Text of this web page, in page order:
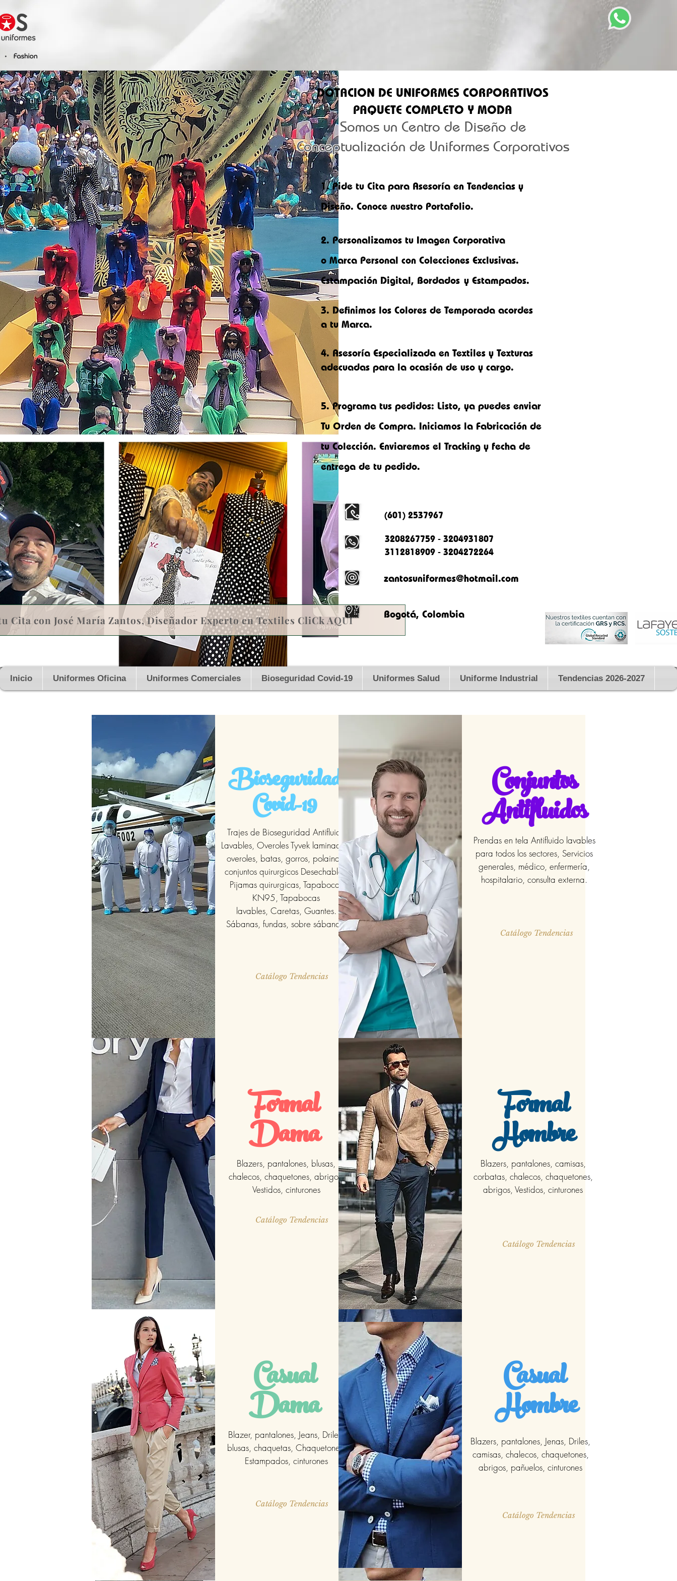
Cita con José María Zantos, Diseñador Experto en Textiles CliCk AQUI
Somos un Centro de Diseño de
Conceptualización de Uniformes Corporativos
1.Pide tu Cita para Asesoría en Tendencias y
Diseño. Conoce nuestro Portafolio.
2. Personalizamos tu Imagen Corporativa
o Marca Personal con Colecciones Exclusivas.
Estampación Digital, Bordados y Estampados.
3. Definimos los Colores de Temporada acordes
a tu Marca.
4. Asesoría Especializada en Textiles y Texturas
adecuadas para la ocasión de uso y cargo.
5.Programa tus pedidos: Listo, ya puedes enviar
Tu Orden de Compra. Iniciamos la Fabricación de
tu Colección. Enviaremos el Tracking y fecha de
entrega de tu pedido.
(601) 2537967
3208267759 - 3204931807
3112818909 - 3204272264
zantosuniformes@hotmail.com
Bogotá, Colombia
DOTACION DE UNIFORMES CORPORATIVOS
PAQUETE COMPLETO Y MODA
Inicio Uniformes Oficina Uniformes Comerciales Bioseguridad Covid-19 Uniformes Salud Uniforme Industrial Tendencias 2026-2027
Bioseguridad
Covid-19
Trajes de Bioseguridad Antifluido
Lavables, Overoles Tyvek laminados,
overoles, batas, gorros, polainas,
conjuntos quirurgicos Desechables,
Pijamas quirurgicas, Tapabocas
KN95, Tapabocas
lavables, Caretas, Guantes.
Sábanas, fundas, sobre sábanas.
Catálogo Tendencias
Conjuntos
Antifluidos
Prendas en tela Antifluido lavables
para todos los sectores, Servicios
generales, médico, enfermería,
hospitalario, consulta externa.
Catálogo Tendencias
Formal
Dama
Blazers, pantalones, blusas,
chalecos, chaquetones, abrigos,
Vestidos, cinturones
Catálogo Tendencias
Formal
Hombre
Blazers, pantalones, camisas,
corbatas, chalecos, chaquetones,
abrigos, Vestidos, cinturones
Catálogo Tendencias
Casual
Dama
Blazer, pantalones, Jeans, Driles,
blusas, chaquetas, Chaquetones,
Estampados, cinturones
Catálogo Tendencias
Casual
Hombre
Blazers, pantalones, Jenas, Driles,
camisas, chalecos, chaquetones,
abrigos, pañuelos, cinturones
Catálogo Tendencias